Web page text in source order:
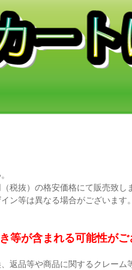
税抜）の格安価格にて販売致し
ン等は異なる場合がございます。
等が含まれる可能性がご
返品等や商品に関するクレー